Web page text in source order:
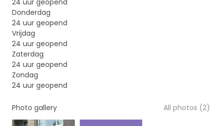
24 uur geopend
Donderdag
24 uur geopend
Vrijdag
24 uur geopend
Zaterdag
24 uur geopend
Zondag
24 uur geopend
Photo gallery All photos (2)